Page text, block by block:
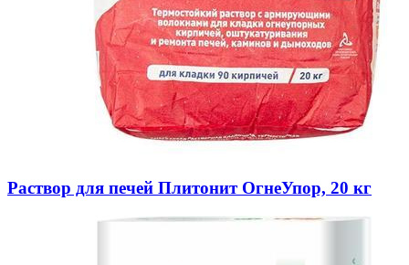
Раствор для печей Плитонит ОгнеУпор, 20 кг